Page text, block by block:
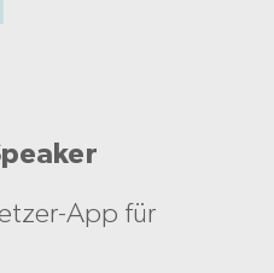
App für